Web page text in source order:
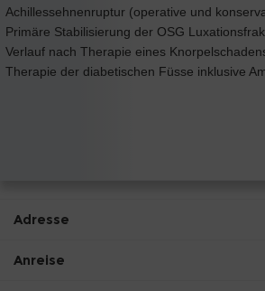
Achillessehnenruptur (operative und
Primäre Stabilisierung der OSG
Verlauf nach Therapie eines
Therapie der diabetischen Füsse inklusive
Adresse
Anreise